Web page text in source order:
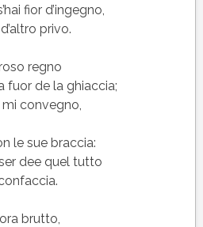
fior d’ingegno,
privo.
regno
fuor de la ghiaccia;
convegno,
le sue braccia:
dee quel tutto
brutto,